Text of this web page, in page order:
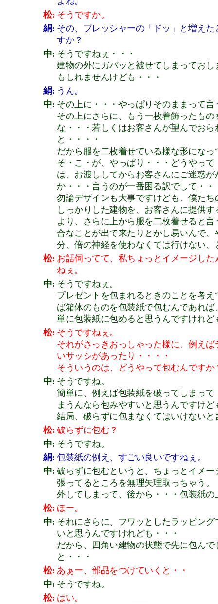
松: そうですか。
絹: その、プレッシャーの「ドッ」と増え
すか？
中: そうですねぇ・・・
建物の外にガバッと被せてしまってお
もしれませんけども・・・
絹: うん。
中: その上に・・・やっぱりそのままって
その上にさらに、もう一枚着飾ったも
な・・・若しくはお客さんが望んでお
と・・・・
だから服を二枚着せている様な形にな
そ・こ・が、やっぱり・・・どうやっ
は、お渡ししてからお客さんにご迷惑
か・・・言うのが一番困る訳でして・・
勿論デザインも大事ですけども、僕た
しっかりした建物を、お客さんに提供
より、さらに上から服を二枚着せると
合なことが出て来たりとかし易いんで
分、倍の神経を使わなくては行けない
松: お話伺ってて、私ちょっとイメージし
ねぇ。
中: そうですねぇ。
プレゼントを包まれるときのことを考
ば箱体のものを包装紙で包むんであれ
単に包装紙に包めると思うんですけれど
松: そうですねぇ。
それがさっきおっしゃった様に、例え
いサッシがあったり・・・・
そういうのは、どうやって包むんですか
中: そうですね。
簡単に、例えば包装紙を破ってしまっ
まうんなら包みやすいと思うんですけど
結局、破らずに包まなくてはいけない
松: 破らずに包む？
中: そうですね。
絹: 包装紙の例え、すごい良いですねぇ。
中: 破らずに包むというと、ちょっとイメ
張ってるところを無理矢理取っちゃう。
外してしまって、後から・・・包装紙
松: ほー。
中: それにさらに、フワッとしたラッピン
いと思うんですけれども・・・
だから、四角い建物の状態で先に包ん
と・・・
松: あぁー、部品をつけていくと・・
中: そうですね。
松: はい。